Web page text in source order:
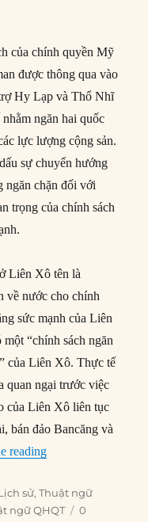
của chính quyền Mỹ
được thông qua vào
Hy Lạp và Thổ Nhĩ
ngăn hai quốc
lực lượng cộng sản.
sự chuyển hướng
ngăn chặn đối với
trọng của chính sách
Liên Xô tên là
về nước cho chính
sức mạnh của Liên
“chính sách ngăn
của Liên Xô. Thực tế
quan ngại trước việc
của Liên Xô liên tục
bán đảo Bancăng và
reading“Học thuyết
sử,Thuật ngữ
ngữ QHQT
0